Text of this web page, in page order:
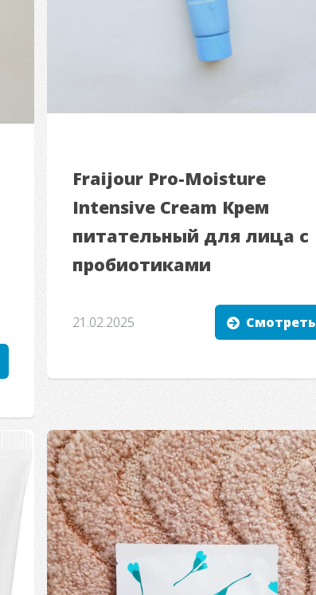
Fraijour Pro-Moisture
Intensive Cream Крем
питательный для лица с
пробиотиками
21.02.2025 Смотреть